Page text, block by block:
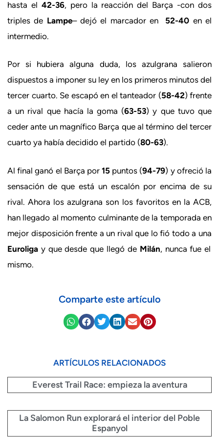
hasta el 42-36, pero la reacción del Barça -con dos
triples de Lampe– dejó el marcador en 52-40 en el
intermedio.
Por si hubiera alguna duda, los azulgrana salieron
dispuestos a imponer su ley en los primeros minutos del
tercer cuarto. Se escapó en el tanteador (58-42) frente
a un rival que hacía la goma (63-53) y que tuvo que
ceder ante un magnífico Barça que al término del tercer
cuarto ya había decidido el partido (80-63).
Al final ganó el Barça por15 puntos (94-79) y ofreció la
sensación de que está un escalón por encima de su
rival. Ahora los azulgrana son los favoritos en la ACB,
han llegado al momento culminante de la temporada en
mejor disposición frente a un rival que lo fió todo a una
Euroliga y que desde que llegó de Milán, nunca fue el
mismo.
Comparte este artículo
ARTÍCULOS RELACIONADOS
Everest Trail Race: empieza la aventura
La Salomon Run explorará el interior del Poble
Espanyol